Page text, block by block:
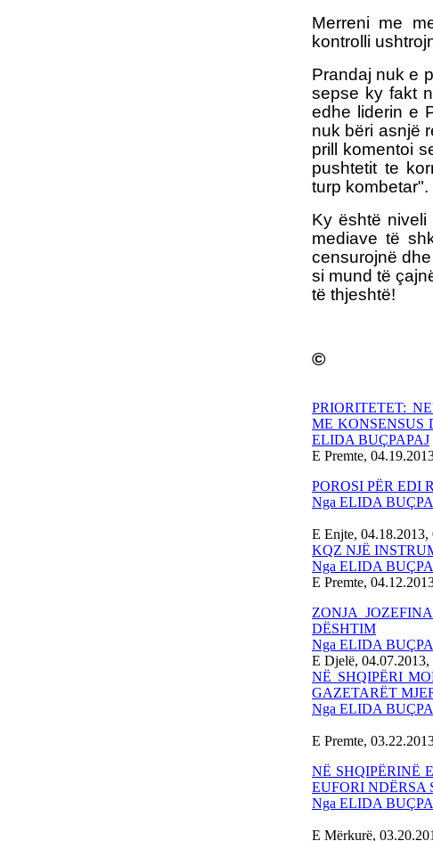
Merreni me
kontrolli
Prandaj nuk e
sepse ky fakt
edhe liderin e
nuk bëri asnjë
prill komentoi
pushtetit te
turp
Ky është niveli
mediave të
censurojnë
si mund të
të thjeshtë!
©
PRIORITETET:
ME KONSENSUS
ELIDA BUÇPAPAJ
E Premte,
POROSI PËR EDI
Nga ELIDA
E Enjte, 04.18.2013,
KQZ NJË
Nga ELIDA
E Premte,
ZONJA
DËSHTIM
Nga ELIDA
E Djelë, 04.07.2013,
NË SHQIPËRI
GAZETARËT
Nga ELIDA
E Premte,
NË SHQIPËRINË
EUFORI NDËRSA
Nga ELIDA
E Mërkurë,